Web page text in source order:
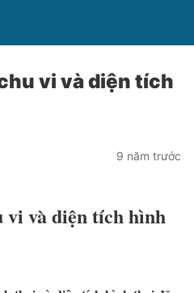
vi và diện tích
9 năm trước
vi và diện tích hình